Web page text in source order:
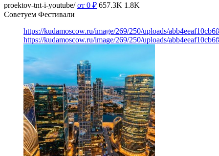
proektov-tnt-i-youtube/ от 0 ₽ 657.3K 1.8K
Советуем Фестивали
https://kudamoscow.ru/image/269/250/uploads/
https://kudamoscow.ru/image/269/250/uploads/